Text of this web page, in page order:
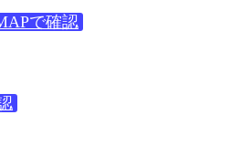
で確認